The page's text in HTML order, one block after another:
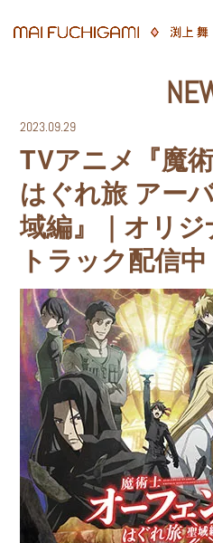
2023.09.29
TVアニメ『魔
はぐれ旅 アー
域編』｜オリ
トラック配信中